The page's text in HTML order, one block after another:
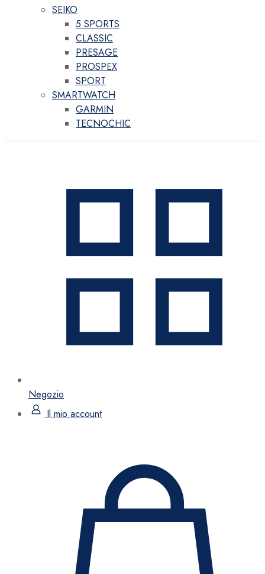
SEIKO
5 SPORTS
CLASSIC
PRESAGE
PROSPEX
SPORT
SMARTWATCH
GARMIN
TECNOCHIC
Negozio
Il mio account